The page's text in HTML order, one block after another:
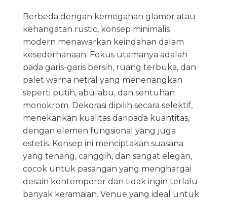
Berbeda dengan kemegahan glamor atau
kehangatan rustic, konsep minimalis
modern menawarkan keindahan dalam
kesederhanaan. Fokus utamanya adalah
pada garis-garis bersih, ruang terbuka, dan
palet warna netral yang menenangkan
seperti putih, abu-abu, dan sentuhan
monokrom. Dekorasi dipilih secara selektif,
menekankan kualitas daripada kuantitas,
dengan elemen fungsional yang juga
estetis. Konsep ini menciptakan suasana
yang tenang, canggih, dan sangat elegan,
cocok untuk pasangan yang menghargai
desain kontemporer dan tidak ingin terlalu
banyak keramaian. Venue yang ideal untuk